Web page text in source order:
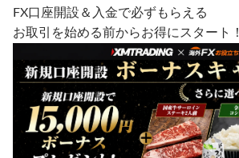
FX口座開設＆入金で必ずもらえる
お取引を始める前からお得にスタート！